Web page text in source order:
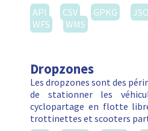
API
CSV GPKG
WFS
WMS
Dropzones
Les dropzones sont des
de stationner les
cyclopartage en flotte
trottinettes et scooters